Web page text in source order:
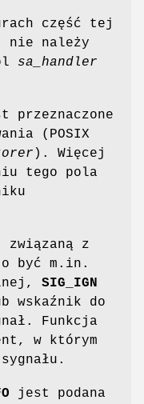
część tej
nie należy
sa_handler
przeznaczone
(POSIX
). Więcej
tego pola
z
być m.in.
SIG_IGN
wskaźnik do
Funkcja
w którym
jest podana